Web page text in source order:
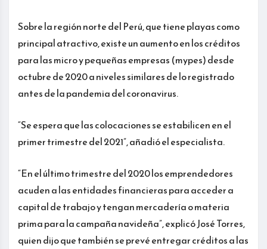
Sobre la región norte del Perú, que tiene playas como
principal atractivo, existe un aumento en los créditos
para las micro y pequeñas empresas (mypes) desde
octubre de 2020 a niveles similares de lo registrado
antes de la pandemia del coronavirus.
“Se espera que las colocaciones se estabilicen en el
primer trimestre del 2021”, añadió el especialista.
“En el último trimestre del 2020 los emprendedores
acuden a las entidades financieras para acceder a
capital de trabajo y tengan mercadería o materia
prima para la campaña navideña”, explicó José Torres,
quien dijo que también se prevé entregar créditos a las